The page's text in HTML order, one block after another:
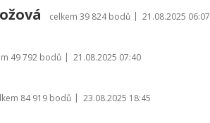
celkem 39 824 bodů | 21.08.2025 06:07
49 792 bodů | 21.08.2025 07:40
84 919 bodů | 23.08.2025 18:45